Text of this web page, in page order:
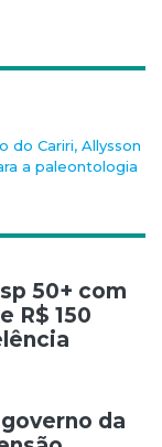
do Cariri, Allysson
a paleontologia
50+ com
R$ 150
da